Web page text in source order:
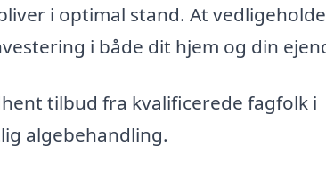
i optimal stand. At
i både dit hjem og din
tilbud fra kvalificerede fagfolk i
algebehandling.